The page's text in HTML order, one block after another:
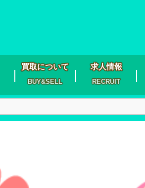
買取について
BUY&SELL
求人情報
RECRUIT